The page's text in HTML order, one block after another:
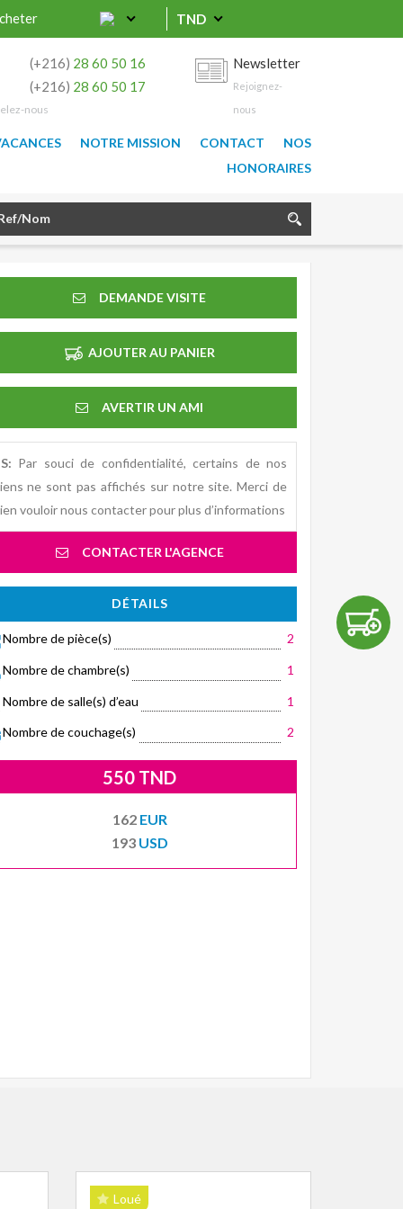
TND
(+216) 28 60 50 16
(+216) 28 60 50 17
nous
Newsletter
Rejoignez-
nous
NOTRE MISSION CONTACT
NOS
HONORAIRES
DEMANDE VISITE
AJOUTER AU PANIER
AVERTIR UN AMI
Par souci de confidentialité, certains de nos
ne sont pas affichés sur notre site. Merci de
vouloir nous contacter pour plus d’informations
CONTACTER L'AGENCE
DÉTAILS
Nombre de pièce(s) 2
Nombre de chambre(s) 1
Nombre de salle(s) d’eau 1
Nombre de couchage(s) 2
550 TND
162EUR
193USD
Loué